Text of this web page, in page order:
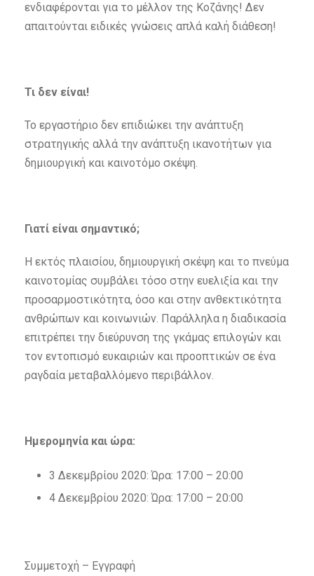
ενδιαφέρονται για το μέλλον της Κοζάνης! Δεν
απαιτούνται ειδικές γνώσεις απλά καλή διάθεση!
Τι δεν είναι!
Το εργαστήριο δεν επιδιώκει την ανάπτυξη
στρατηγικής αλλά την ανάπτυξη ικανοτήτων για
δημιουργική και καινοτόμο σκέψη.
Γιατί είναι σημαντικό;
Η εκτός πλαισίου, δημιουργική σκέψη και το πνεύμα
καινοτομίας συμβάλει τόσο στην ευελιξία και την
προσαρμοστικότητα, όσο και στην ανθεκτικότητα
ανθρώπων και κοινωνιών. Παράλληλα η διαδικασία
επιτρέπει την διεύρυνση της γκάμας επιλογών και
τον εντοπισμό ευκαιριών και προοπτικών σε ένα
ραγδαία μεταβαλλόμενο περιβάλλον.
Ημερομηνία και ώρα:
3 Δεκεμβρίου 2020: Ώρα: 17:00 – 20:00
4 Δεκεμβρίου 2020: Ώρα: 17:00 – 20:00
Συμμετοχή – Εγγραφή